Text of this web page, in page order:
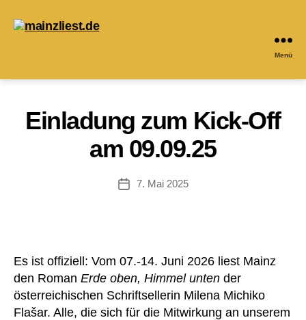
Menü
Einladung zum Kick-Off
am 09.09.25
Veröffentlichungsdatum
7. Mai 2025
Es ist offiziell: Vom 07.-14. Juni 2026 liest Mainz
den Roman Erde oben, Himmel unten der
österreichischen Schriftsellerin Milena Michiko
Flašar. Alle, die sich für die Mitwirkung an unserem